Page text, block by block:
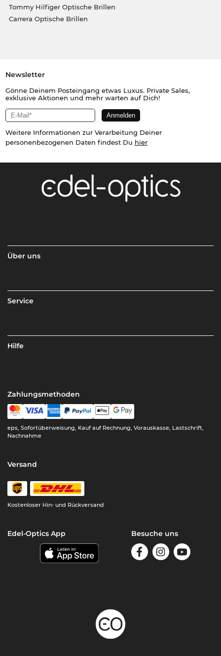
Tommy Hilfiger Optische Brillen
Carrera Optische Brillen
Newsletter
Gönne Deinem Posteingang etwas Luxus. Private Sales,
exklusive Aktionen und mehr warten auf Dich!
Weitere Informationen zur Verarbeitung Deiner
personenbezogenen Daten findest Du hier
Über uns
Service
Hilfe
Zahlungsmethoden
eps, Sofortüberweisung, Kauf auf Rechnung, Vorauskasse, Lastschrift,
Nachnahme
Versand
Kostenloser Hin- und Rückversand
Edel-Optics App Besuche uns